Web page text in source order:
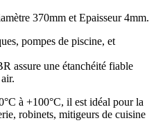
370mm et Epaisseur 4mm.
pompes de piscine, et
assure une étanchéité fiable
à +100°C, il est idéal pour la
robinets, mitigeurs de cuisine